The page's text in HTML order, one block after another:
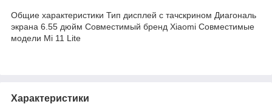
Общие характеристики Тип дисплей с тачскрином Диагональ
экрана 6.55 дюйм Совместимый бренд Xiaomi Совместимые
модели Mi 11 Lite
Характеристики